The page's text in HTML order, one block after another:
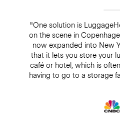
"One solution is
on the scene in
now expanded into New
that it lets you store your
café or hotel, which is
having to go to a storage